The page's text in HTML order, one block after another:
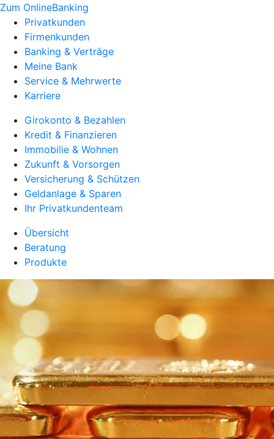
Zum OnlineBanking
Privatkunden
Firmenkunden
Banking & Verträge
Meine Bank
Service & Mehrwerte
Karriere
Girokonto & Bezahlen
Kredit & Finanzieren
Immobilie & Wohnen
Zukunft & Vorsorgen
Versicherung & Schützen
Geldanlage & Sparen
Ihr Privatkundenteam
Übersicht
Beratung
Produkte